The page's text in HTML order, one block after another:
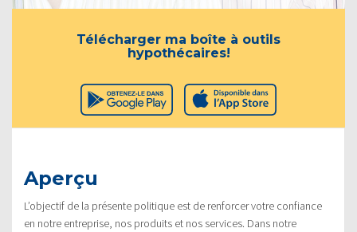
Télécharger ma boîte à outils
hypothécaires!
Aperçu
L’objectif de la présente politique est de renforcer votre confiance
en notre entreprise, nos produits et nos services. Dans notre